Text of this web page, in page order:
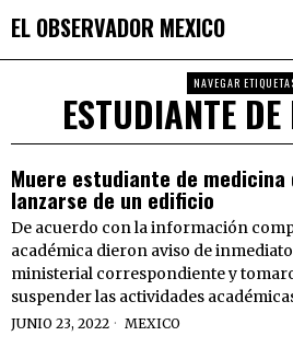
EL OBSERVADOR MEXICO
NAVEGAR
ESTUDIANTE
Muere estudiante de medicina
lanzarse de un edificio
De acuerdo con la información
académica dieron aviso de
ministerial correspondiente y
suspender las actividades
JUNIO 23, 2022 MEXICO